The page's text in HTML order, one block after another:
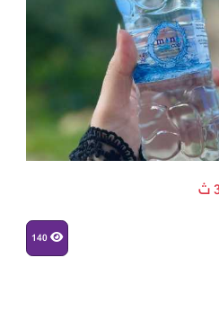
140